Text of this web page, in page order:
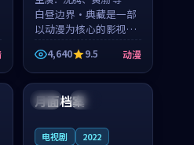
白昼边界·典藏是一部
以动漫为核心的影视作
品，围绕危机、反转与
人物成长展开，整体节
奏紧凑，值得推荐观
看。
4,640 9.5 动漫
中国 院线
月面档案
电视剧 2022